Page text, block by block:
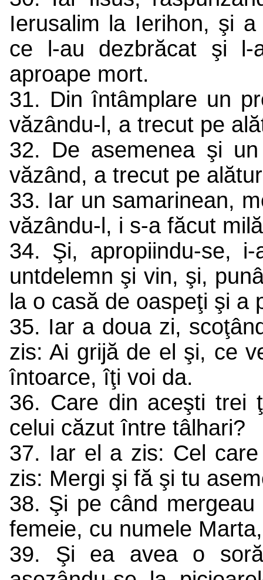
Ierusalim la Ierihon, şi
ce l-au dezbrăcat şi l-
aproape mort.
31. Din întâmplare un
văzându-l, a trecut pe
32. De asemenea şi
văzând, a trecut pe
33. Iar un samarinean,
văzându-l, i s-a făcut
34. Şi, apropiindu-se,
untdelemn şi vin, şi,
la o casă de oaspeţi şi
35. Iar a doua zi,
zis: Ai grijă de el şi, ce
întoarce, îţi voi da.
36. Care din aceşti trei
celui căzut între tâlhari?
37. Iar el a zis: Cel
zis: Mergi şi fă şi tu
38. Şi pe când
femeie, cu numele
39. Şi ea avea o